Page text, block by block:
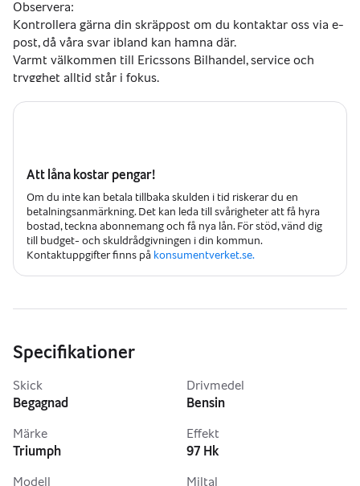
Observera:
Kontrollera gärna din skräppost om du kontaktar oss via e-
post, då våra svar ibland kan hamna där.
Varmt välkommen till Ericssons Bilhandel, service och
trygghet alltid står i fokus.
Att låna kostar pengar!
Om du inte kan betala tillbaka skulden i tid riskerar du en
betalningsanmärkning. Det kan leda till svårigheter att få hyra
bostad, teckna abonnemang och få nya lån. För stöd, vänd dig
till budget- och skuldrådgivningen i din kommun.
Kontaktuppgifter finns på konsumentverket.se.
Specifikationer
Skick
Begagnad
Märke
Triumph
Modell
Drivmedel
Bensin
Effekt
97 Hk
Miltal